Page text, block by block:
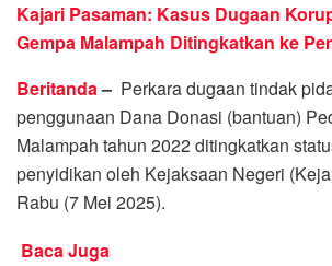
Kajari Pasaman: Kasus Dugaan
Gempa Malampah Ditingkatkan ke
Beritanda– Perkara dugaan tindak
penggunaan Dana Donasi (bantuan)
Malampah tahun 2022 ditingkatkan
penyidikan oleh Kejaksaan Negeri
Rabu (7 Mei 2025).
Baca Juga